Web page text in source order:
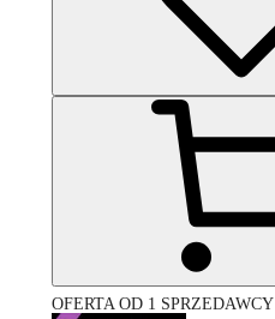
OFERTA OD 1 SPRZEDAWCY